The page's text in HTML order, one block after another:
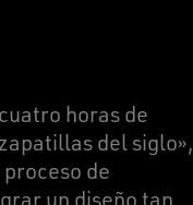
horas de
del siglo»,
de
un diseño tan